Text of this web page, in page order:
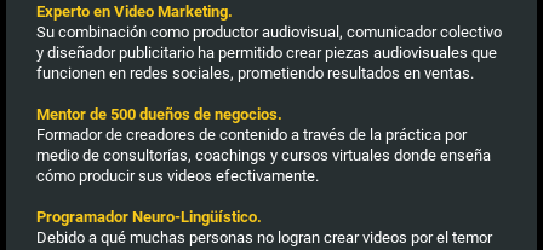
Experto en Video Marketing.
Su combinación como productor audiovisual, comunicador colectivo
y diseñador publicitario ha permitido crear piezas audiovisuales que
funcionen en redes sociales, prometiendo resultados en ventas.
Mentor de 500 dueños de negocios.
Formador de creadores de contenido a través de la práctica por
medio de consultorías, coachings y cursos virtuales donde enseña
cómo producir sus videos efectivamente.
Programador Neuro-Lingüístico.
Debido a qué muchas personas no logran crear videos por el temor